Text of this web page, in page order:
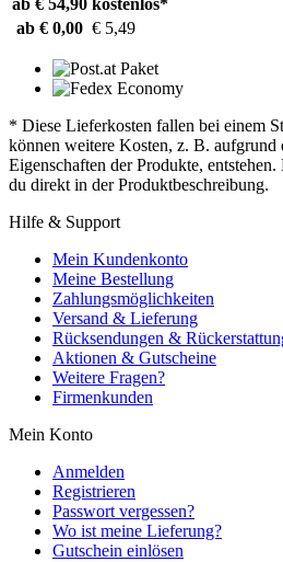
ab € 54,90 kostenlos*
ab € 0,00 € 5,49
* Diese Lieferkosten fallen bei einem
können weitere Kosten, z. B. aufgrund
Eigenschaften der Produkte,
du direkt in der Produktbeschreibung.
Hilfe & Support
Mein Kundenkonto
Meine Bestellung
Zahlungsmöglichkeiten
Versand & Lieferung
Rücksendungen &
Aktionen & Gutscheine
Weitere Fragen?
Firmenkunden
Mein Konto
Anmelden
Registrieren
Passwort vergessen?
Wo ist meine Lieferung?
Gutschein einlösen